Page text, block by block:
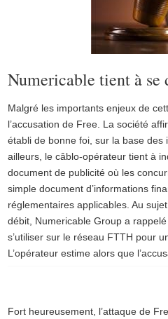
Numericable tient à se
Malgré les importants enjeux de
l’accusation de Free. La société
établi de bonne foi, sur la base
ailleurs, le câblo-opérateur tient à
document de publicité où les
simple document d’informations
réglementaires applicables. Au
débit, Numericable Group a
s’utiliser sur le réseau FTTH pour
L’opérateur estime alors que
Fort heureusement, l’attaque de